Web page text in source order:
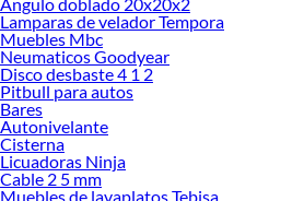
Pintura Impermeabilizantes
Protectores de madera, barnices y stains
Herramientas y complementos para el pintor
Pintura especial
Pinturas para exterior
Pintura Antihongo
Anticorrosiva
Barnices
Espuma expansiva y poliuretano
Lamparas de velador Tempora
Muebles Mbc
Neumaticos Goodyear
Disco desbaste 4 1 2
Pitbull para autos
Bares
Autonivelante
Cisterna
Licuadoras Ninja
Cable 2 5 mm
Muebles de lavaplatos Tebisa